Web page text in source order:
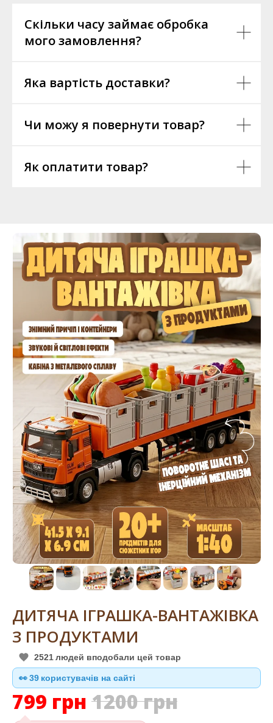
Скільки часу займає обробка
мого замовлення?
Яка вартість доставки?
Чи можу я повернути товар?
Як оплатити товар?
ДИТЯЧА ІГРАШКА-ВАНТАЖІВКА
З ПРОДУКТАМИ
2521 людей вподобали цей товар
👀38 користувачів на сайті
799 грн 1200грн